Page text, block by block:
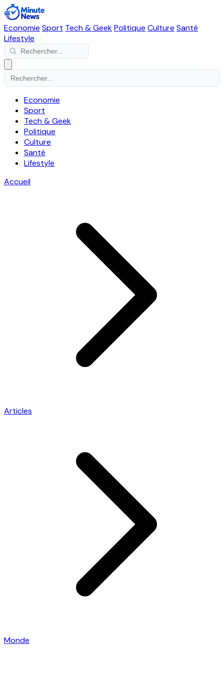
Economie Sport Tech & GeekPolitique Culture Santé
Lifestyle
Economie
Sport
Tech & Geek
Politique
Culture
Santé
Lifestyle
Accueil
Articles
Monde